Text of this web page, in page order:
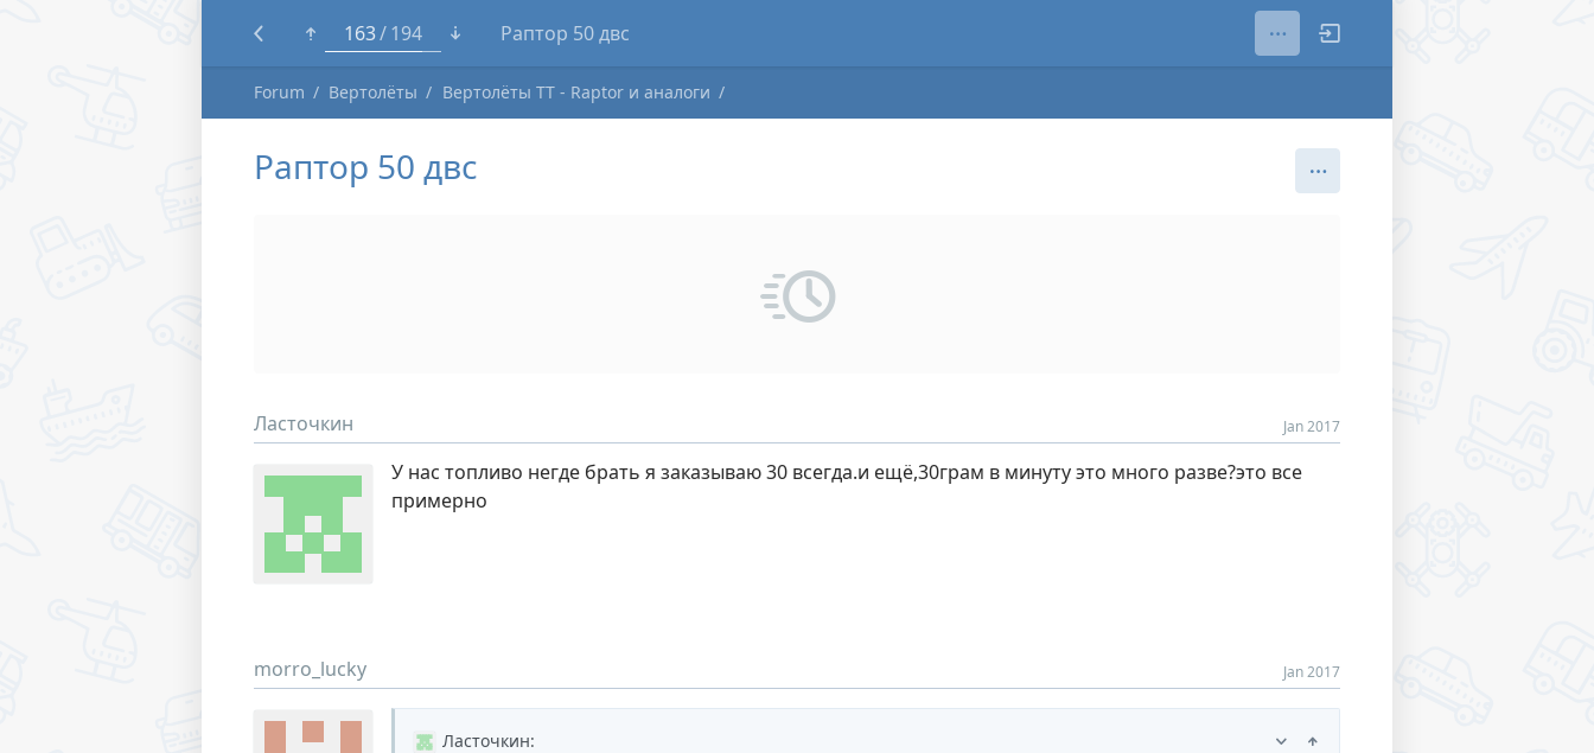
139 194 Tracker Forum
Forum Вертолёты Вертолёты TT - Raptor и аналоги
Раптор 50 двс
Ласточкин Jan 2017
У нас топливо негде брать я заказываю 30 всегда.и ещё,30грам в минуту это много разве?это все
примерно
morro_lucky Jan 2017
Ласточкин: